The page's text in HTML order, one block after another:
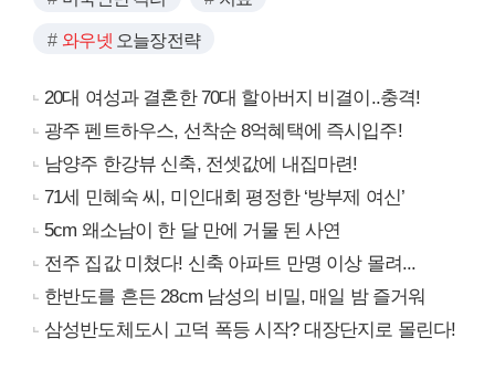
와우넷 오늘장전략
20대 여성과 결혼한 70대 할아버지 비결이..충격!
광주 펜트하우스, 선착순 8억혜택에 즉시입주!
남양주 한강뷰 신축, 전셋값에 내집마련!
71세 민혜숙 씨, 미인대회 평정한 ‘방부제 여신’
5cm 왜소남이 한 달 만에 거물 된 사연
전주 집값 미쳤다! 신축 아파트 만명 이상 몰려...
한반도를 흔든 28cm 남성의 비밀, 매일 밤 즐거워
삼성반도체도시 고덕 폭등 시작? 대장단지로 몰린다!